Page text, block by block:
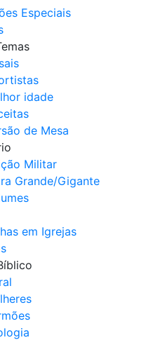
Especiais
idade
de Mesa
Militar
Grande/Gigante
em Igrejas